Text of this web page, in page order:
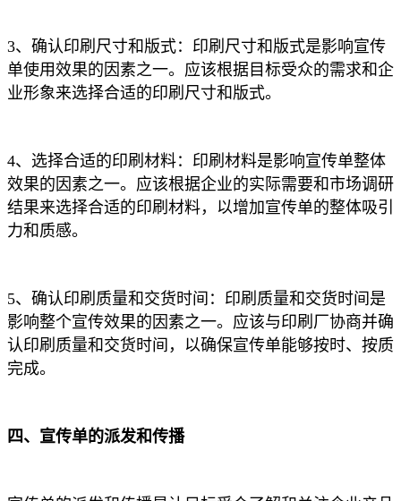
3、确认印刷尺寸和版式：印刷尺寸和版式是影响宣传
单使用效果的因素之一。应该根据目标受众的需求和企
业形象来选择合适的印刷尺寸和版式。
4、选择合适的印刷材料：印刷材料是影响宣传单整体
效果的因素之一。应该根据企业的实际需要和市场调研
结果来选择合适的印刷材料，以增加宣传单的整体吸引
力和质感。
5、确认印刷质量和交货时间：印刷质量和交货时间是
影响整个宣传效果的因素之一。应该与印刷厂协商并确
认印刷质量和交货时间，以确保宣传单能够按时、按质
完成。
四、宣传单的派发和传播